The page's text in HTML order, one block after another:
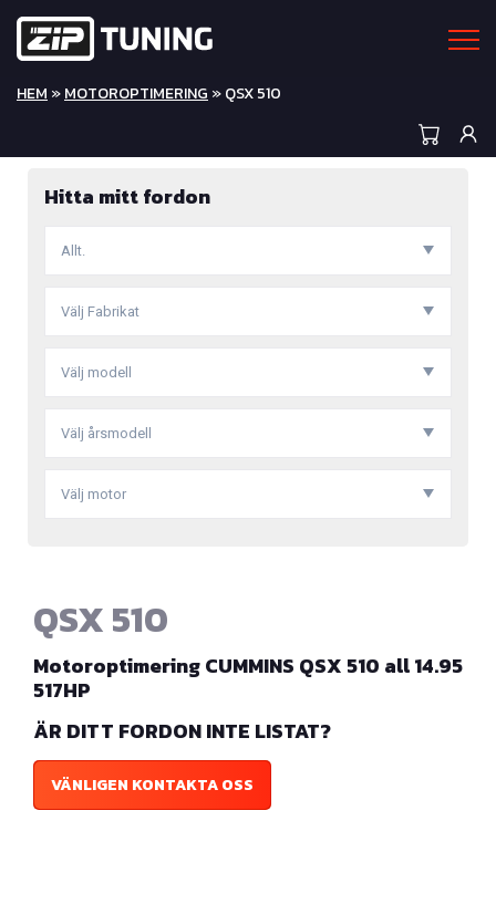
HEM »MOTOROPTIMERING » QSX 510
Hitta mitt fordon
Allt.
Välj Fabrikat
Välj modell
Välj årsmodell
Välj motor
QSX 510
Motoroptimering CUMMINS QSX 510 all 14.95
517HP
ÄR DITT FORDON INTE LISTAT?
VÄNLIGEN KONTAKTA OSS